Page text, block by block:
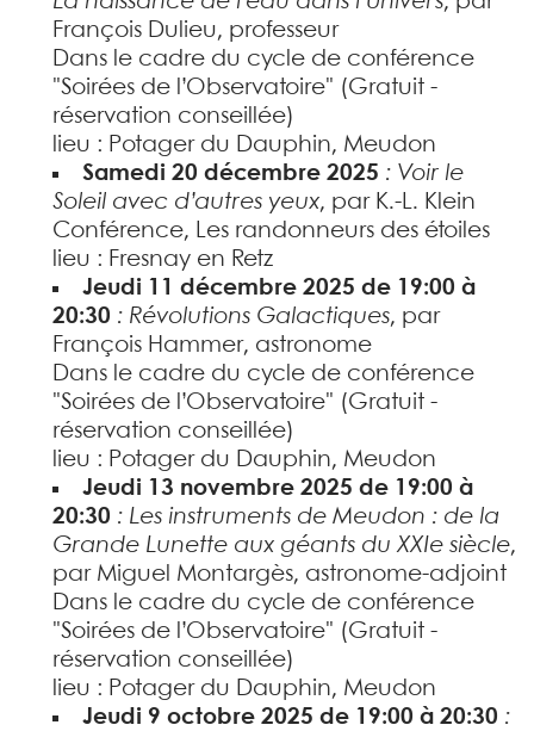
François Dulieu, professeur
Dans le cadre du cycle de conférence
"Soirées de l’Observatoire" (Gratuit -
réservation conseillée)
lieu : Potager du Dauphin, Meudon
Samedi 20 décembre 2025 : Voir le
Soleil avec d’autres yeux, par K.-L. Klein
Conférence, Les randonneurs des étoiles
lieu : Fresnay en Retz
Jeudi 11 décembre 2025 de 19:00 à
20:30 : Révolutions Galactiques, par
François Hammer, astronome
Dans le cadre du cycle de conférence
"Soirées de l’Observatoire" (Gratuit -
réservation conseillée)
lieu : Potager du Dauphin, Meudon
Jeudi 13 novembre 2025 de 19:00 à
20:30 : Les instruments de Meudon : de la
Grande Lunette aux géants du XXIe siècle,
par Miguel Montargès, astronome-adjoint
Dans le cadre du cycle de conférence
"Soirées de l’Observatoire" (Gratuit -
réservation conseillée)
lieu : Potager du Dauphin, Meudon
Jeudi 9 octobre 2025 de 19:00 à 20:30 :